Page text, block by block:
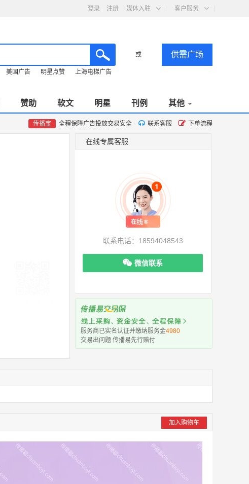
登录 注册 媒体入驻 客户服务
或 供需广场
美国广告 明星点赞 上海电梯广告
赞助 软文 明星 刊例 其他
传播宝 全程保障广告投放交易安全 联系客服 下单流程
在线专属客服
联系电话：18594048543
微信联系
服务商已实名认证并缴纳服务金4980
交易出问题 传播易先行赔付
加入购物车